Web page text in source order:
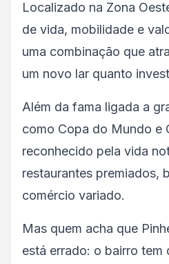
Localizado na Zona
de vida, mobilidade e
uma combinação que
um novo lar quanto
Além da fama ligada a
como Copa do Mundo e
reconhecido pela vida
restaurantes premiados,
comércio variado.
Mas quem acha que
está errado: o bairro tem